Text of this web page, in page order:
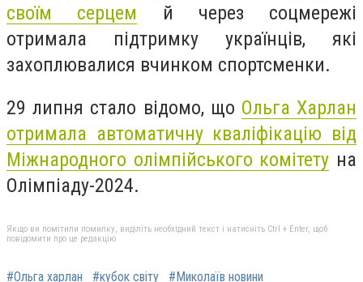
своїм серцем й через соцмережі
отримала підтримку українців, які
захоплювалися вчинком спортсменки.
29 липня стало відомо, що Ольга Харлан
отримала автоматичну кваліфікацію від
Міжнародного олімпійського комітету на
Олімпіаду-2024.
Якщо ви помітили помилку, виділіть необхідний текст і натисніть Ctrl + Enter, щоб
повідомити про це редакцію
#Ольга харлан #кубок світу #Миколаїв новини